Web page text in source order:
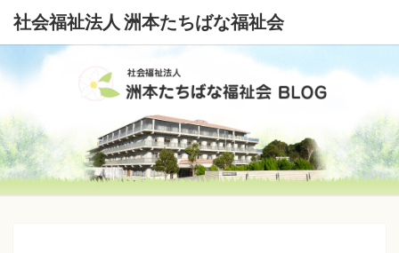
社会福祉法人 洲本たちばな福祉会
社
会
福